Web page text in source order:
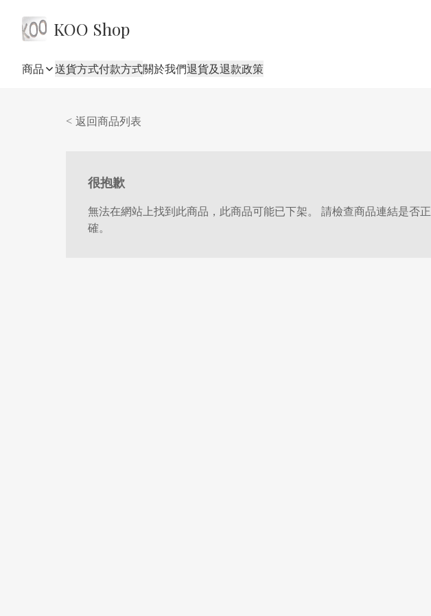
KOO Shop
商品 送貨方式付款方式關於我們退貨及退款政策
< 返回商品列表
很抱歉
無法在網站上找到此商品，此商品可能已下架。 請檢查商品連結是否正
確。